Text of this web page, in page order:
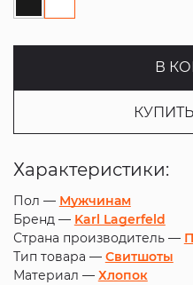
В
Характеристики:
Пол — Мужчинам
Бренд — Karl Lagerfeld
Страна производитель —
Тип товара — Свитшоты
Материал — Хлопок